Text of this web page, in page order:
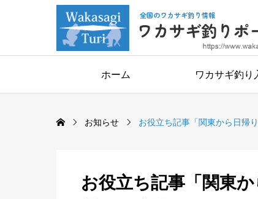
ホーム ワカサギ釣り
お知らせ お役立ち記事「関東から日帰
お役立ち記事「関東